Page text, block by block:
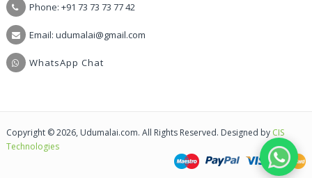
Phone: +91 73 73 73 77 42
Email: udumalai@gmail.com
WhatsApp Chat
Copyright © 2026, Udumalai.com. All Rights Reserved. Designed by CIS
Technologies